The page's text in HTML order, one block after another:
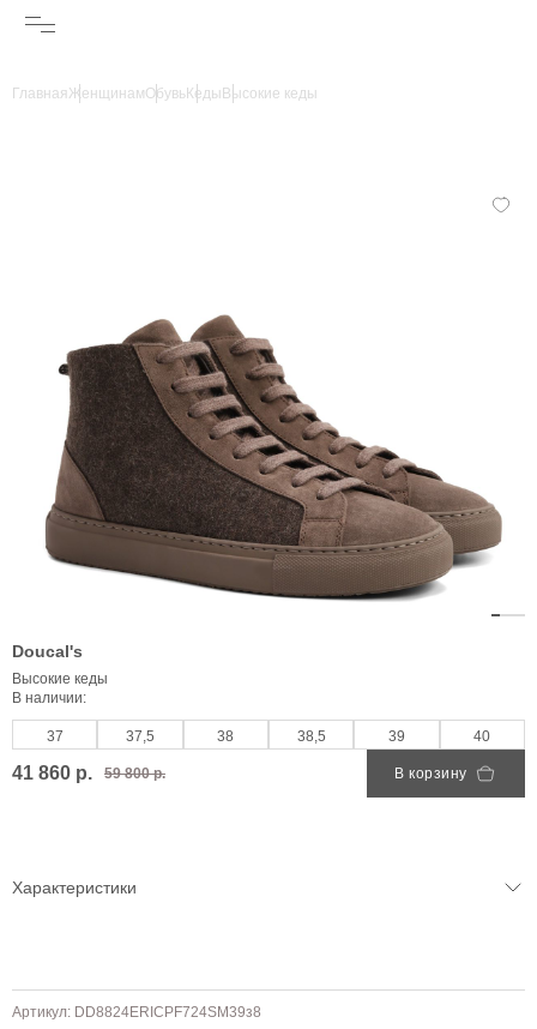
ГлавнаяЖенщинамОбувьКеды Высокие кеды
Doucal's
Высокие кеды
В наличии:
37 37,5 38 38,5 39 40
41 860 р. 59 800 р. В корзину
Характеристики
Артикул: DD8824ERICPF724SM39з8